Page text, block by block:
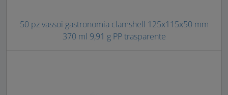
50 pz vassoi gastronomia clamshell 125x115x50 mm
370 ml 9,91 g PP trasparente